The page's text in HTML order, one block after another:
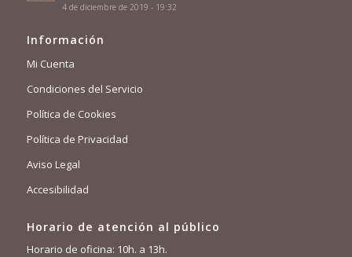
4 de diciembre de 2019 - 19:32
Información
Mi Cuenta
Condiciones del Servicio
Política de Cookies
Política de Privacidad
Aviso Legal
Accesibilidad
Horario de atención al público
Horario de oficina: 10h. a 13h.